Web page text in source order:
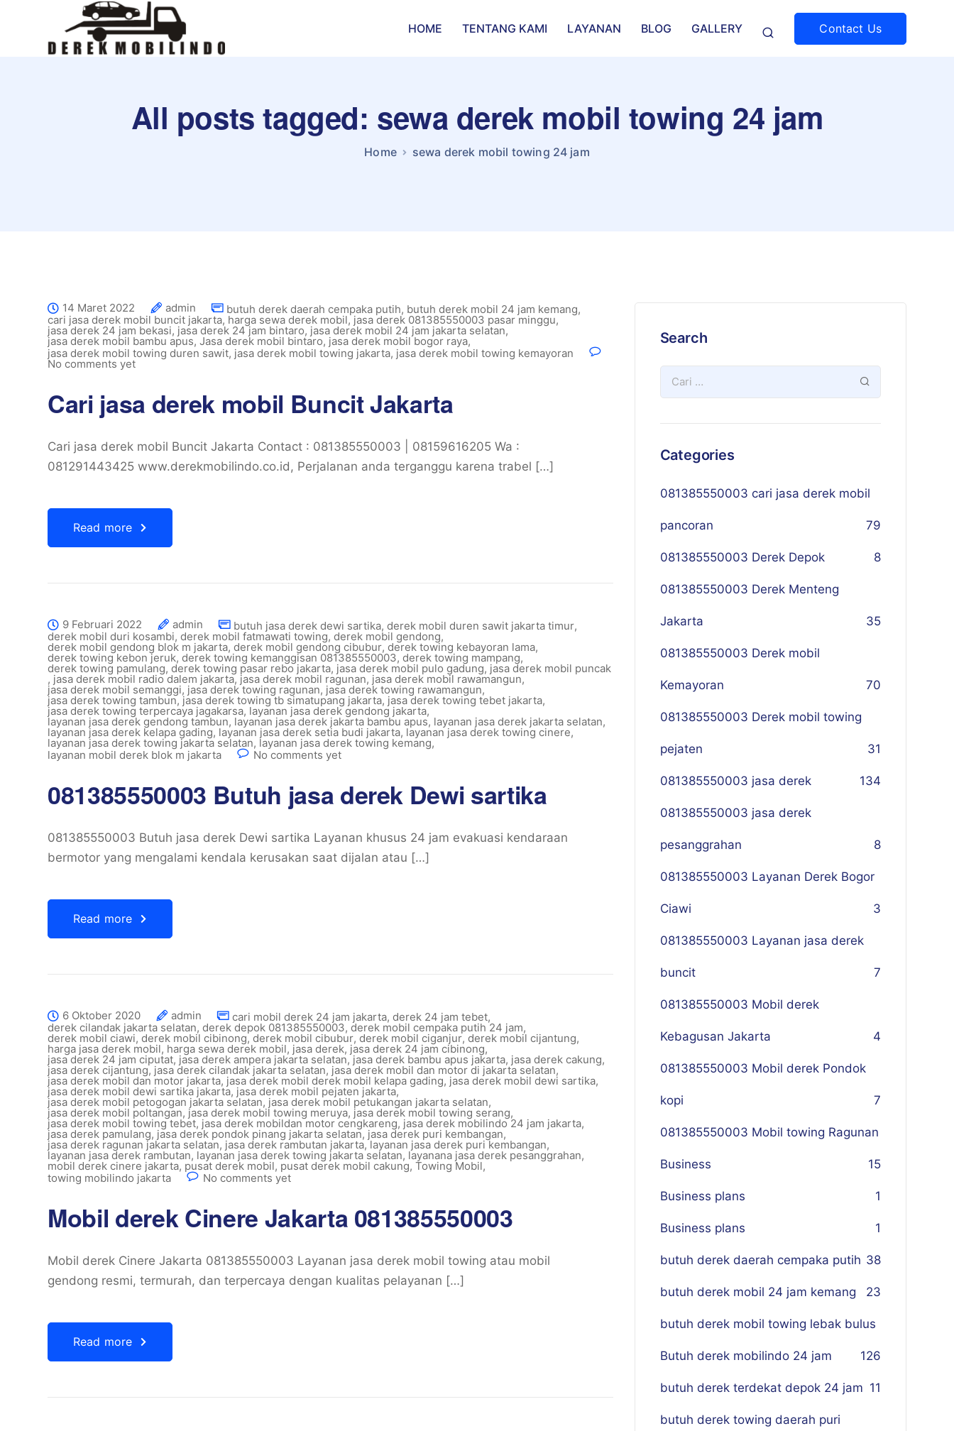
HOME TENTANG KAMI LAYANAN BLOG GALLERY Contact Us
All posts tagged: sewa derek mobil towing 24 jam
Home sewa derek mobil towing 24 jam
14 Maret 2022 admin butuh derek daerah cempaka putih, butuh derek mobil 24 jam kemang,
cari jasa derek mobil buncit jakarta, harga sewa derek mobil, jasa derek 081385550003 pasar minggu,
jasa derek 24 jam bekasi, jasa derek 24 jam bintaro, jasa derek mobil 24 jam jakarta selatan,
jasa derek mobil bambu apus, Jasa derek mobil bintaro, jasa derek mobil bogor raya,
jasa derek mobil towing duren sawit, jasa derek mobil towing jakarta, jasa derek mobil towing kemayoran
No comments yet
Cari jasa derek mobil Buncit Jakarta
Cari jasa derek mobil Buncit Jakarta Contact : 081385550003 | 08159616205 Wa :
081291443425 www.derekmobilindo.co.id, Perjalanan anda terganggu karena trabel […]
Read more
9 Februari 2022 admin butuh jasa derek dewi sartika, derek mobil duren sawit jakarta timur,
derek mobil duri kosambi, derek mobil fatmawati towing, derek mobil gendong,
derek mobil gendong blok m jakarta, derek mobil gendong cibubur, derek towing kebayoran lama,
derek towing kebon jeruk, derek towing kemanggisan 081385550003, derek towing mampang,
derek towing pamulang, derek towing pasar rebo jakarta, jasa derek mobil pulo gadung, jasa derek mobil puncak
, jasa derek mobil radio dalem jakarta, jasa derek mobil ragunan, jasa derek mobil rawamangun,
jasa derek mobil semanggi, jasa derek towing ragunan, jasa derek towing rawamangun,
jasa derek towing tambun, jasa derek towing tb simatupang jakarta, jasa derek towing tebet jakarta,
jasa derek towing terpercaya jagakarsa, layanan jasa derek gendong jakarta,
layanan jasa derek gendong tambun, layanan jasa derek jakarta bambu apus, layanan jasa derek jakarta selatan,
layanan jasa derek kelapa gading, layanan jasa derek setia budi jakarta, layanan jasa derek towing cinere,
layanan jasa derek towing jakarta selatan, layanan jasa derek towing kemang,
layanan mobil derek blok m jakarta
No comments yet
081385550003 Butuh jasa derek Dewi sartika
081385550003 Butuh jasa derek Dewi sartika Layanan khusus 24 jam evakuasi kendaraan
bermotor yang mengalami kendala kerusakan saat dijalan atau […]
Read more
6 Oktober 2020 admin cari mobil derek 24 jam jakarta, derek 24 jam tebet,
derek cilandak jakarta selatan, derek depok 081385550003, derek mobil cempaka putih 24 jam,
derek mobil ciawi, derek mobil cibinong, derek mobil cibubur, derek mobil ciganjur, derek mobil cijantung,
harga jasa derek mobil, harga sewa derek mobil, jasa derek, jasa derek 24 jam cibinong,
jasa derek 24 jam ciputat, jasa derek ampera jakarta selatan,jasa derek bambu apus jakarta, jasa derek cakung,
jasa derek cijantung, jasa derek cilandak jakarta selatan, jasa derek mobil dan motor di jakarta selatan,
jasa derek mobil dan motor jakarta, jasa derek mobil derek mobil kelapa gading, jasa derek mobil dewi sartika,
jasa derek mobil dewi sartika jakarta, jasa derek mobil pejaten jakarta,
jasa derek mobil petogogan jakarta selatan, jasa derek mobil petukangan jakarta selatan,
jasa derek mobil poltangan, jasa derek mobil towing meruya, jasa derek mobil towing serang,
jasa derek mobil towing tebet, jasa derek mobildan motor cengkareng, jasa derek mobilindo 24 jam jakarta,
jasa derek pamulang, jasa derek pondok pinang jakarta selatan, jasa derek puri kembangan,
jasa derek ragunan jakarta selatan, jasa derek rambutan jakarta,layanan jasa derek puri kembangan,
layanan jasa derek rambutan, layanan jasa derek towing jakarta selatan, layanana jasa derek pesanggrahan,
mobil derek cinere jakarta, pusat derek mobil, pusat derek mobil cakung, Towing Mobil,
towing mobilindo jakarta
No comments yet
Mobil derek Cinere Jakarta 081385550003
Mobil derek Cinere Jakarta 081385550003 Layanan jasa derek mobil towing atau mobil
gendong resmi, termurah, dan terpercaya dengan kualitas pelayanan […]
Read more
Search
Categories
081385550003 cari jasa derek mobil
pancoran 79
081385550003 Derek Depok 8
081385550003 Derek Menteng
Jakarta 35
081385550003 Derek mobil
Kemayoran 70
081385550003 Derek mobil towing
pejaten 31
081385550003 jasa derek 134
081385550003 jasa derek
pesanggrahan 8
081385550003 Layanan Derek Bogor
Ciawi 3
081385550003 Layanan jasa derek
buncit 7
081385550003 Mobil derek
Kebagusan Jakarta 4
081385550003 Mobil derek Pondok
kopi 7
081385550003 Mobil towing Ragunan
5
Business 1
Business plans 1
Business plans 1
butuh derek daerah cempaka putih 38
butuh derek mobil 24 jam kemang 23
butuh derek mobil towing lebak bulus
26
Butuh derek mobilindo 24 jam 1
butuh derek terdekat depok 24 jam 11
butuh derek towing daerah puri